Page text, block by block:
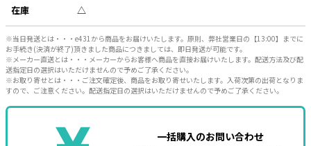
在庫 △
※当日発送とは・・・e431から商品をお届けいたします。原則、弊社営業日の【13:00】までに
お手続き(決済が終了)頂きました商品につきましては、即日発送が可能です。
※メーカー直送とは・・・メーカーからお客様へ商品を直接お届けいたします。配送方法及び配
送指定日の選択はいただけませんので予めご了承ください。
※お取り寄せとは・・・ご注文確定後、商品をお取り寄せいたします。入荷次第の出荷となりま
すので、ご注意ください。配送指定日の選択はいただけませんので予めご了承ください。
一括購入のお問い合わせ